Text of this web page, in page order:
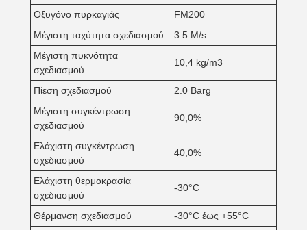
Οξυγόνο πυρκαγιάς
FM200
Μέγιστη ταχύτητα σχεδιασμού
3.5 M/s
Μέγιστη πυκνότητα
σχεδιασμού
10,4 kg/m3
Πίεση σχεδιασμού
2.0 Barg
Μέγιστη συγκέντρωση
σχεδιασμού
90,0%
Ελάχιστη συγκέντρωση
σχεδιασμού
40,0%
Ελάχιστη θερμοκρασία
σχεδιασμού
-30°C
Θέρμανση σχεδιασμού
-30°C έως +55°C